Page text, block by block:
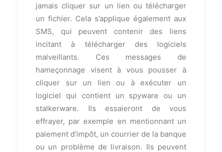
jamais cliquer sur un lien ou télécharger
un fichier. Cela s’applique également aux
SMS, qui peuvent contenir des liens
incitant à télécharger des logiciels
malveillants. Ces messages de
hameçonnage visent à vous pousser à
cliquer sur un lien ou à exécuter un
logiciel qui contient un spyware ou un
stalkerware. Ils essaieront de vous
effrayer, par exemple en mentionnant un
paiement d’impôt, un courrier de la banque
ou un problème de livraison. Ils peuvent